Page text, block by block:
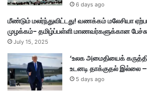
6 days ago
மீண்டும் மலர்ந்துவிட்டது! வணக்கம் மலேசியா
முழக்கம்- தமிழ்ப்பள்ளி மாணவர்களுக்கான
July 15, 2025
‘உலக அமைதியைக்
உடனடி தாக்குதல் இல்லை
5 days ago